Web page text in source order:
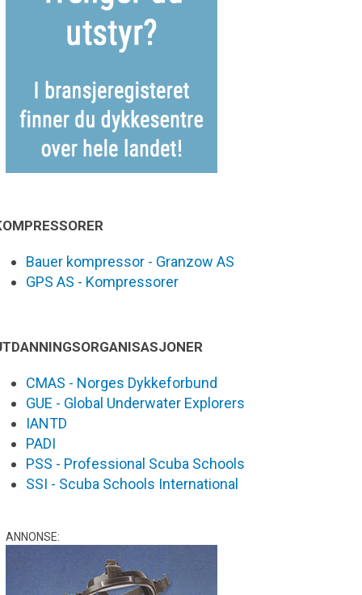
Bauer kompressor - Granzow AS
GPS AS - Kompressorer
CMAS - Norges Dykkeforbund
GUE - Global Underwater Explorers
IANTD
PADI
PSS - Professional Scuba Schools
SSI - Scuba Schools International
ANNONSE: